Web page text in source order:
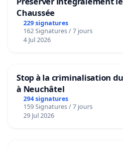
Chaussée
229 signatures
162 Signatures / 7 jours
4 Jul 2026
Stop à la criminalisation
à Neuchâtel
294 signatures
159 Signatures / 7 jours
29 Jul 2026